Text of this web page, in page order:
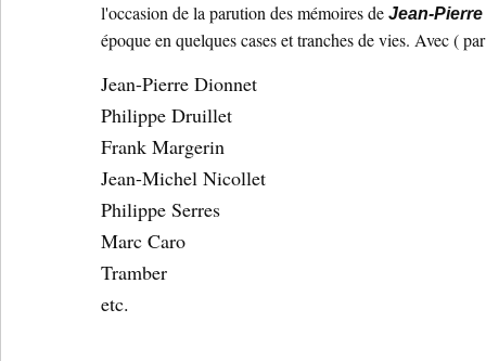
l'occasion de la parution des mémoires de Jean-
époque en quelques cases et tranches de vies. Avec (
Jean-Pierre Dionnet
Philippe Druillet
Frank Margerin
Jean-Michel Nicollet
Philippe Serres
Marc Caro
Tramber
etc.